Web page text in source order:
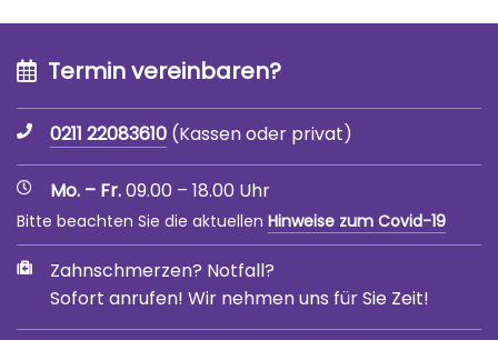
Termin vereinbaren?
0211 22083610 (Kassen oder privat)
Mo. – Fr.09.00 – 18.00 Uhr
Bitte beachten Sie die aktuellen Hinweise zum Covid-19
Zahnschmerzen? Notfall?
Sofort anrufen! Wir nehmen uns für Sie Zeit!